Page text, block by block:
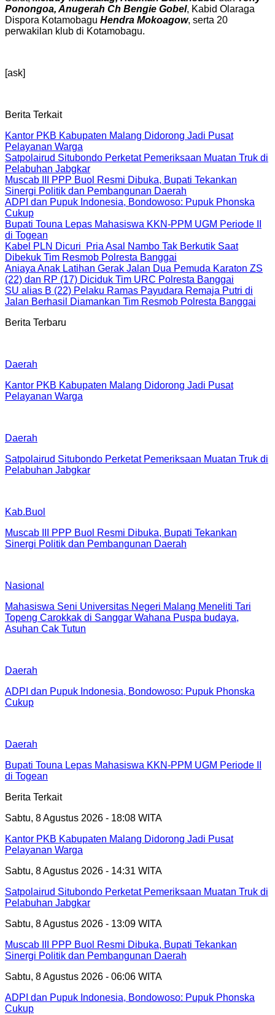
Ponongoa, Anugerah Ch Bengie Gobel, Kabid Olaraga
Dispora Kotamobagu Hendra Mokoagow, serta 20
perwakilan klub di Kotamobagu.
[ask]
Berita Terkait
Kantor PKB Kabupaten Malang Didorong Jadi Pusat
Pelayanan Warga
Satpolairud Situbondo Perketat Pemeriksaan Muatan Truk di
Pelabuhan Jabgkar
Muscab III PPP Buol Resmi Dibuka, Bupati Tekankan
Sinergi Politik dan Pembangunan Daerah
ADPI dan Pupuk Indonesia, Bondowoso: Pupuk Phonska
Cukup
Bupati Touna Lepas Mahasiswa KKN-PPM UGM Periode II
di Togean
Kabel PLN Dicuri Pria Asal Nambo Tak Berkutik Saat
Dibekuk Tim Resmob Polresta Banggai
Aniaya Anak Latihan Gerak Jalan Dua Pemuda Karaton ZS
(22) dan RP (17) Diciduk Tim URC Polresta Banggai
SU alias B (22) Pelaku Ramas Payudara Remaja Putri di
Jalan Berhasil Diamankan Tim Resmob Polresta Banggai
Berita Terbaru
Daerah
Kantor PKB Kabupaten Malang Didorong Jadi Pusat
Pelayanan Warga
Daerah
Satpolairud Situbondo Perketat Pemeriksaan Muatan Truk di
Pelabuhan Jabgkar
Kab.Buol
Muscab III PPP Buol Resmi Dibuka, Bupati Tekankan
Sinergi Politik dan Pembangunan Daerah
Nasional
Mahasiswa Seni Universitas Negeri Malang Meneliti Tari
Topeng Carokkak di Sanggar Wahana Puspa budaya,
Asuhan Cak Tutun
Daerah
ADPI dan Pupuk Indonesia, Bondowoso: Pupuk Phonska
Cukup
Daerah
Bupati Touna Lepas Mahasiswa KKN-PPM UGM Periode II
di Togean
Berita Terkait
Sabtu, 8 Agustus 2026 - 18:08 WITA
Kantor PKB Kabupaten Malang Didorong Jadi Pusat
Pelayanan Warga
Sabtu, 8 Agustus 2026 - 14:31 WITA
Satpolairud Situbondo Perketat Pemeriksaan Muatan Truk di
Pelabuhan Jabgkar
Sabtu, 8 Agustus 2026 - 13:09 WITA
Muscab III PPP Buol Resmi Dibuka, Bupati Tekankan
Sinergi Politik dan Pembangunan Daerah
Sabtu, 8 Agustus 2026 - 06:06 WITA
ADPI dan Pupuk Indonesia, Bondowoso: Pupuk Phonska
Cukup